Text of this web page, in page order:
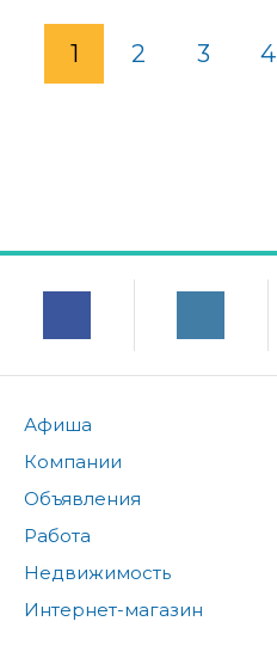
1 2 3 4
Афиша
Компании
Объявления
Работа
Недвижимость
Интернет-магазин